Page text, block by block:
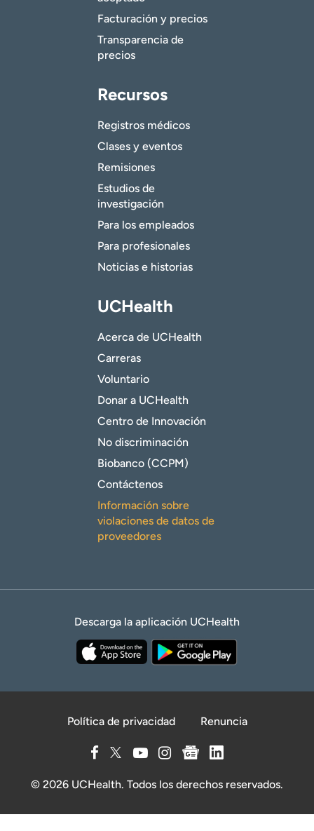
Facturación y precios
Transparencia de
precios
Recursos
Registros médicos
Clases y eventos
Remisiones
Estudios de
investigación
Para los empleados
Para profesionales
Noticias e historias
UCHealth
Acerca de UCHealth
Carreras
Voluntario
Donar a UCHealth
Centro de Innovación
No discriminación
Biobanco (CCPM)
Contáctenos
Información sobre
violaciones de datos de
proveedores
Descarga la aplicación UCHealth
Política de privacidad Renuncia
© 2026 UCHealth. Todos los derechos reservados.